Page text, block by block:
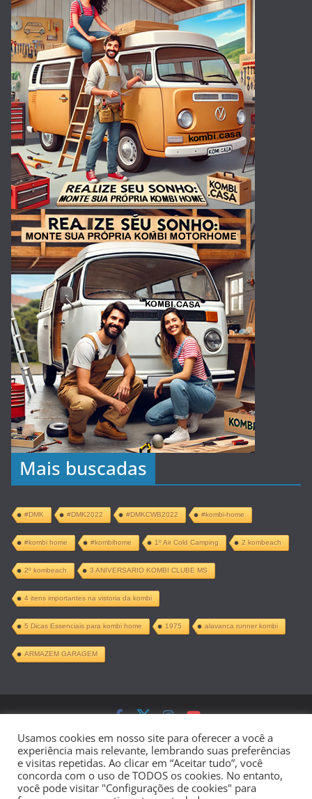
Mais buscadas
#DMK #DMK2022 #DMKCWB2022 #kombi-home
#kombi home #kombihome 1º Air Cold Camping 2 kombeach
2º kombeach 3 ANIVERSARIO KOMBI CLUBE MS
4 itens importantes na vistoria da kombi
5 Dicas Essenciais para kombi home 1975 alavanca runner kombi
ARMAZEM GARAGEM
Copyright © 2026Kombi Home –
Projeto Completo PDF. Todos os direitos
reservados.
Usamos cookies em nosso site para oferecer a você a
experiência mais relevante, lembrando suas preferências
e visitas repetidas. Ao clicar em “Aceitar tudo”, você
concorda com o uso de TODOS os cookies. No entanto,
você pode visitar "Configurações de cookies" para